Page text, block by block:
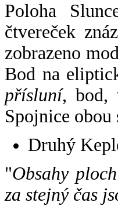
Poloha
čtvereček
zobrazeno
Bod na
přísluní, bod,
Spojnice obou
Druhý
"Obsahy
za stejný čas